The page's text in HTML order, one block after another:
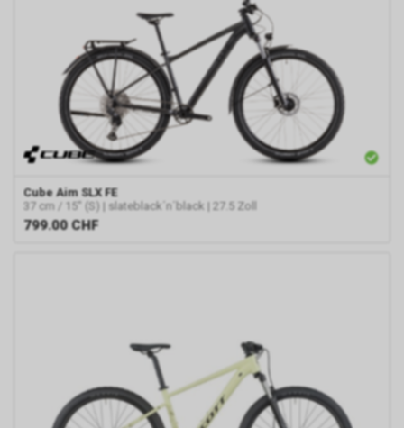
Cube Aim SLX FE
37 cm / 15" (S) | slateblack´n´black | 27.5 Zoll
799.00 CHF